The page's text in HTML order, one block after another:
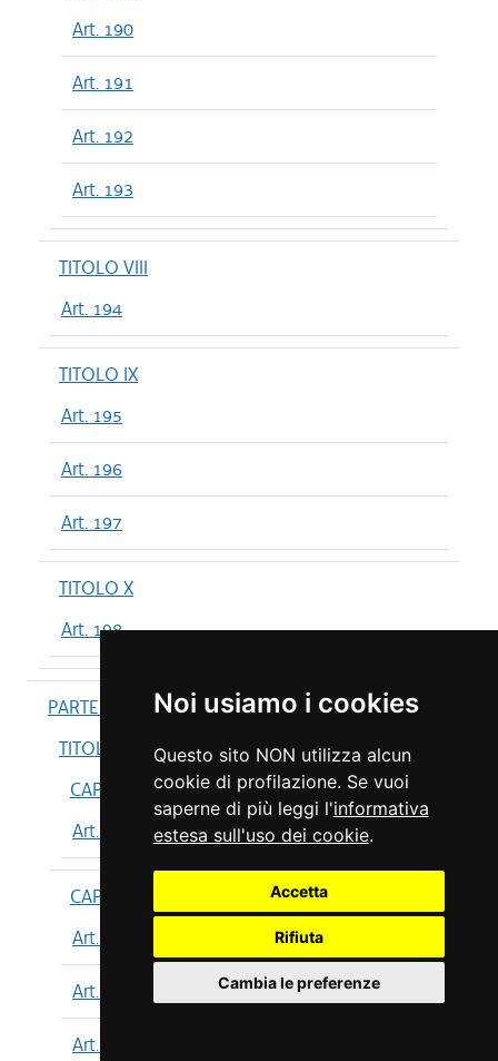
Noi usiamo i cookies
Questo sito NON utilizza alcun
cookie di profilazione. Se vuoi
saperne di più leggi l'informativa
estesa sull'uso dei cookie.
Accetta
Rifiuta
Cambia le preferenze
Art. 190
Art. 191
Art. 192
Art. 193
TITOLO VIII
Art. 194
TITOLO IX
Art. 195
Art. 196
Art. 197
TITOLO X
Art. 198
PARTE IV
TITOLO I
CAPO I
Art. 199
CAPO II
Art. 200
Art. 201
Art. 202